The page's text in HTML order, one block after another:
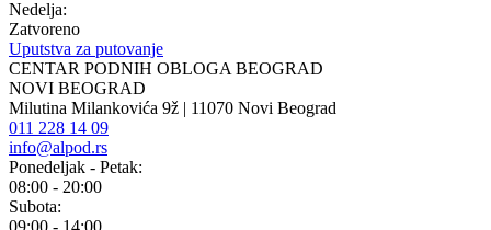
Nedelja:
Zatvoreno
Uputstva za putovanje
CENTAR PODNIH OBLOGA BEOGRAD
NOVI BEOGRAD
Milutina Milankovića 9ž | 11070 Novi Beograd
011 228 14 09
info@alpod.rs
Ponedeljak - Petak:
08:00 - 20:00
Subota: